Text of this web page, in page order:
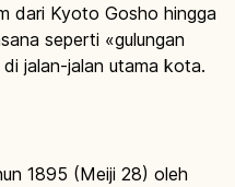
dari Kyoto Gosho hingga
seperti «gulungan
jalan-jalan utama kota.
1895 (Meiji 28) oleh